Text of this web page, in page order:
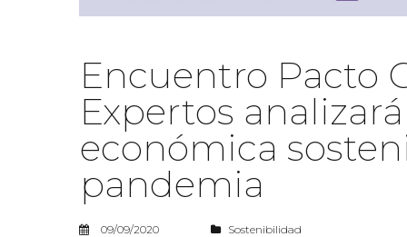
Encuentro Pacto
Expertos
económica
pandemia
09/09/2020 Sostenibilidad